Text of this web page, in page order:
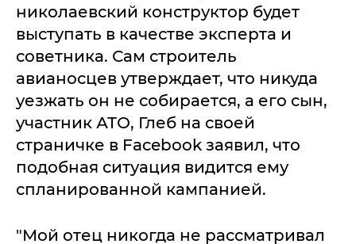
николаевский конструктор будет
выступать в качестве эксперта и
советника. Сам строитель
авианосцев утверждает, что никуда
уезжать он не собирается, а его сын,
участник АТО, Глеб на своей
страничке в Facebook заявил, что
подобная ситуация видится ему
спланированной кампанией.
"Мой отец никогда не рассматривал